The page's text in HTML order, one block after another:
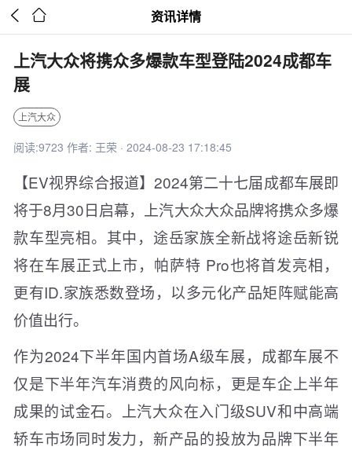
  资讯详情
上汽大众将携众多爆款车型登陆2024成都车
展
上汽大众
阅读:9723 作者: 王荣 · 2024-08-23 17:18:45
【EV视界综合报道】2024第二十七届成都车展即
将于8月30日启幕，上汽大众大众品牌将携众多爆
款车型亮相。其中，途岳家族全新战将途岳新锐
将在车展正式上市，帕萨特 Pro也将首发亮相，
更有ID.家族悉数登场，以多元化产品矩阵赋能高
价值出行。
作为2024下半年国内首场A级车展，成都车展不
仅是下半年汽车消费的风向标，更是车企上半年
成果的试金石。上汽大众在入门级SUV和中高端
轿车市场同时发力，新产品的投放为品牌下半年